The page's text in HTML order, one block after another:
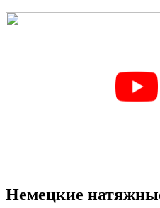
Немецкие